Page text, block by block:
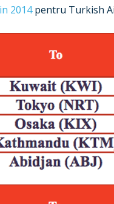
2014pentru Turkish